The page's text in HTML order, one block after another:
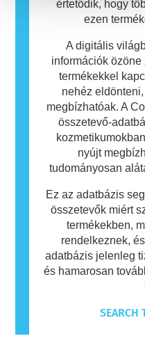
értetődik, hogy
ezen
A digitális
információk
termékekkel
nehéz
megbízhatóak. A
összetevő-
nyújt
tudományosan
Ez az adatbázis
összetevők miért
termékekben,
rendelkeznek,
adatbázis jelenleg
és hamarosan
SEARCH